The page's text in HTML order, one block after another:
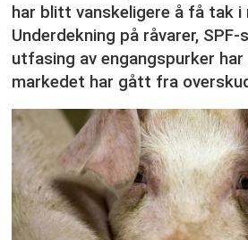
har blitt vanskeligere å få tak i
Underdekning på råvarer, SPF-
utfasing av engangspurker
markedet har gått fra